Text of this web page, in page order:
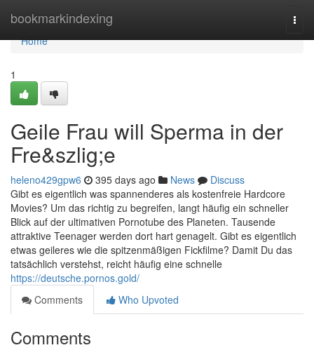
bookmarkindexing
Home
Home
1
Geile Frau will Sperma in der
Fre&szlig;e
heleno429gpw6 395 days ago News
Discuss
Gibt es eigentlich was spannenderes als kostenfreie Hardcore
Movies? Um das richtig zu begreifen, langt häufig ein schneller
Blick auf der ultimativen Pornotube des Planeten. Tausende
attraktive Teenager werden dort hart genagelt. Gibt es eigentlich
etwas geileres wie die spitzenmäßigen Fickfilme? Damit Du das
tatsächlich verstehst, reicht häufig eine schnelle
https://deutsche.pornos.gold/
Comments
Who Upvoted
Comments